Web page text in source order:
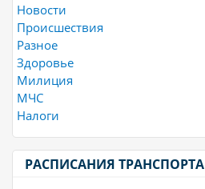
Новости
Происшествия
Разное
Здоровье
Милиция
МЧС
Налоги
РАСПИСАНИЯ ТРАНСПОРТА